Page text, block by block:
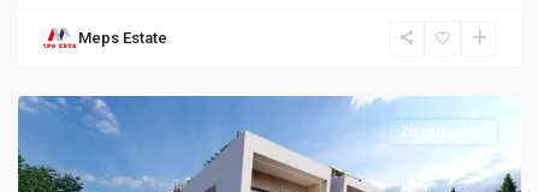
Meps Estate
Alsancak,
Zu verkaufen